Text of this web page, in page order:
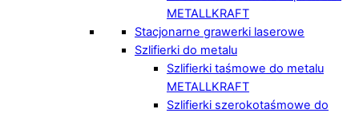
METALLKRAFT
Stacjonarne grawerki laserowe
Szlifierki do metalu
Szlifierki taśmowe do metalu
METALLKRAFT
Szlifierki szerokotaśmowe do